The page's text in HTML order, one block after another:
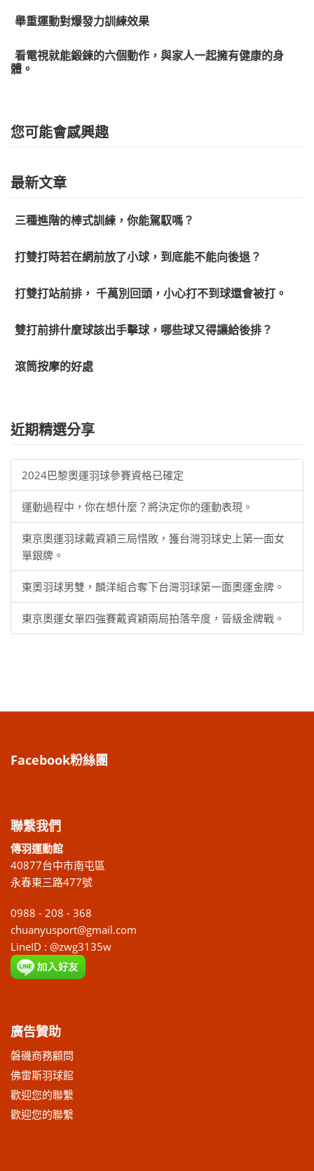
舉重運動對爆發力訓練效果
看電視就能鍛鍊的六個動作，與家人一起擁有健康的身
體。
您可能會感興趣
最新文章
三種進階的棒式訓練，你能駕馭嗎？
打雙打時若在網前放了小球，到底能不能向後退？
打雙打站前排， 千萬別回頭，小心打不到球還會被打。
雙打前排什麼球該出手擊球，哪些球又得讓給後排？
滾筒按摩的好處
近期精選分享
2024巴黎奧運羽球參賽資格已確定
運動過程中，你在想什麼？將決定你的運動表現。
東京奧運羽球戴資穎三局惜敗，獲台灣羽球史上第一面女
單銀牌。
東奧羽球男雙，麟洋組合奪下台灣羽球第一面奧運金牌。
東京奧運女單四強賽戴資穎兩局拍落辛度，晉級金牌戰。
Facebook粉絲團
聯繫我們
傳羽運動館
40877台中市南屯區
永春東三路477號
0988 - 208 - 368
chuanyusport@gmail.com
LineID : @zwg3135w
廣告贊助
磐磯商務顧問
佛雷斯羽球館
歡迎您的聯繫
歡迎您的聯繫